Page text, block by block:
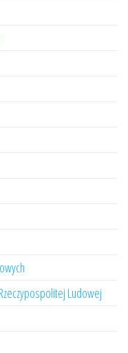
Ludowej